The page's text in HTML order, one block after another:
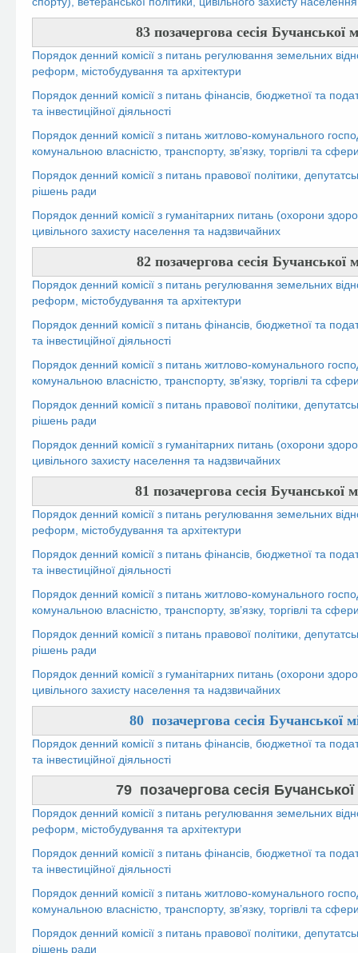
83 позачергова сесія
Порядок денний комісії з питань регулювання земельних
реформ, містобудування та архітектури
Порядок денний комісії з питань фінансів, бюджетної та
та інвестиційної діяльності
Порядок денний комісії з питань житлово-комунального
комунальною власністю, транспорту, зв’язку, торгівлі та
Порядок денний комісії з питань правової політики,
рішень ради
Порядок денний комісії з гуманітарних питань (охорони
цивільного захисту населення та надзвичайних
82 позачергова сесія
Порядок денний комісії з питань регулювання земельних
реформ, містобудування та архітектури
Порядок денний комісії з питань фінансів, бюджетної та
та інвестиційної діяльності
Порядок денний комісії з питань житлово-комунального
комунальною власністю, транспорту, зв’язку, торгівлі та
Порядок денний комісії з питань правової політики,
рішень ради
Порядок денний комісії з гуманітарних питань (охорони
цивільного захисту населення та надзвичайних
81 позачергова сесія
Порядок денний комісії з питань регулювання земельних
реформ, містобудування та архітектури
Порядок денний комісії з питань фінансів, бюджетної та
та інвестиційної діяльності
Порядок денний комісії з питань житлово-комунального
комунальною власністю, транспорту, зв’язку, торгівлі та
Порядок денний комісії з питань правової політики,
рішень ради
Порядок денний комісії з гуманітарних питань (охорони
цивільного захисту населення та надзвичайних
80 позачергова сесія Бучанської
Порядок денний комісії з питань фінансів, бюджетної та
та інвестиційної діяльності
79 позачергова сесія
Порядок денний комісії з питань регулювання земельних
реформ, містобудування та архітектури
Порядок денний комісії з питань фінансів, бюджетної та
та інвестиційної діяльності
Порядок денний комісії з питань житлово-комунального
комунальною власністю, транспорту, зв’язку, торгівлі та
Порядок денний комісії з питань правової політики,
рішень ради